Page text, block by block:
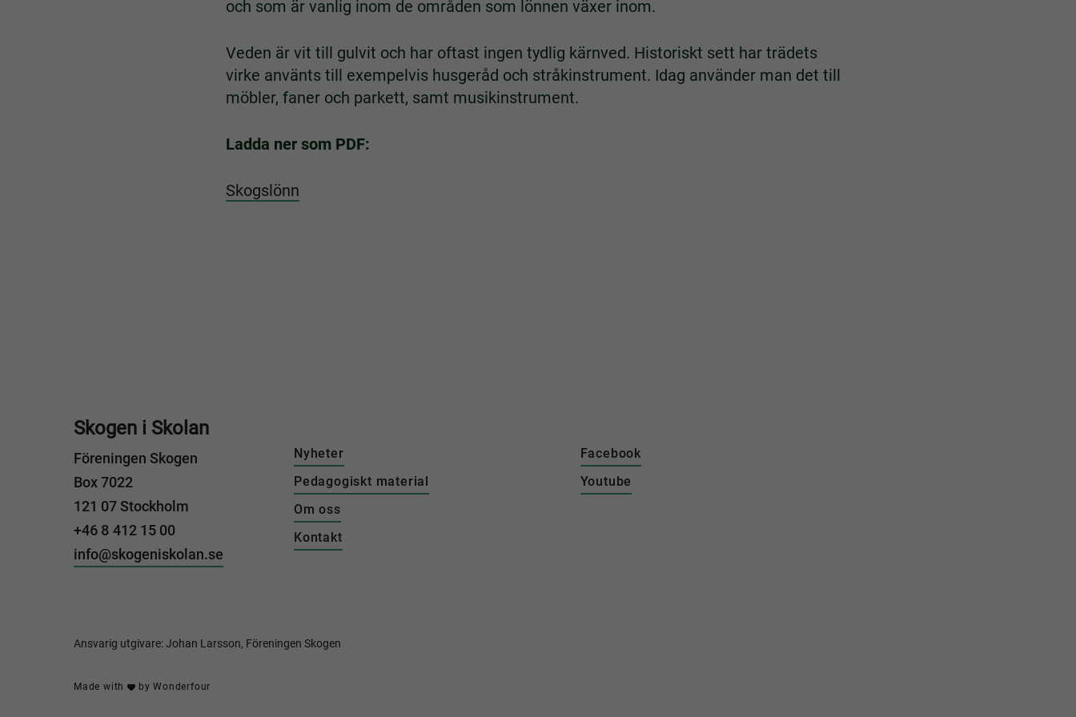
och som är vanlig inom de områden som lönnen växer inom.
Veden är vit till gulvit och har oftast ingen tydlig kärnved. Historiskt sett har trädets
virke använts till exempelvis husgeråd och stråkinstrument. Idag använder man det till
möbler, faner och parkett, samt musikinstrument.
Ladda ner som PDF:
Skogslönn
Skogen i Skolan
Föreningen Skogen
Box 7022
121 07 Stockholm
+46 8 412 15 00
info@skogeniskolan.se
Nyheter
Pedagogiskt material
Om oss
Kontakt
Facebook
Youtube
Ansvarig utgivare: Johan Larsson, Föreningen Skogen
Made with byWonderfour